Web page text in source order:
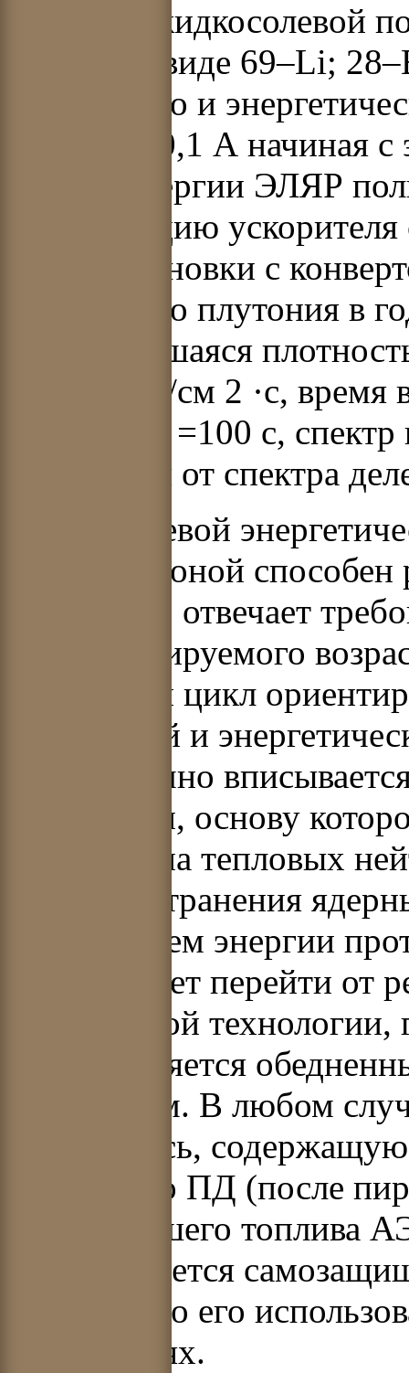
В случае жидкосолевой
топлива в виде 69–Li;
оружейного и
протонов 0,1 А начиная
электроэнергии ЭЛЯР
эксплуатацию
такой установки с
оружейного плутония в
установившаяся
нейтронов/см 2 ·с,
=100 с,
отличается от спектра
Жидкосолевой
активной зоной
мощности, отвечает
неконтролируемого
топливный цикл
оружейный и
цикл логично
энергетики, основу
реакторы на тепловых
нераспространения
увеличением энергии
ЭЛЯР может перейти
равновесной
осуществляется
или торием. В любом
собой смесь,
количество ПД (после
отработавшего топлива
ЭЛЯР является
возможного его
технологиях.